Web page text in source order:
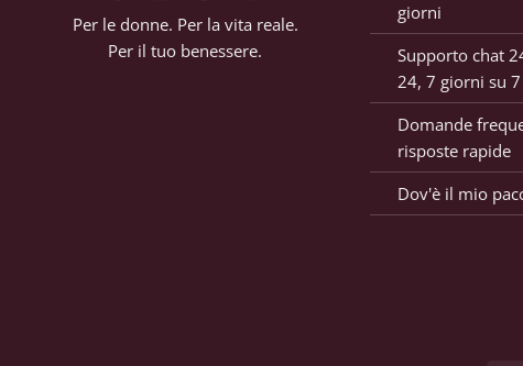
Per le donne. Per la vita reale.
Per il tuo benessere.
giorni
Supporto chat
24, 7 giorni su 7
Domande
risposte rapide
Dov'è il mio